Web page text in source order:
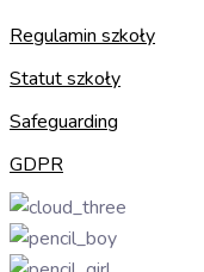
Regulamin szkoły
Statut szkoły
Safeguarding
GDPR